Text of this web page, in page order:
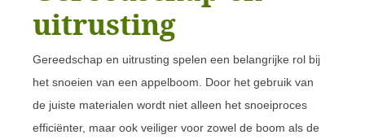
uitrusting
Gereedschap en uitrusting spelen een belangrijke rol bij
het snoeien van een appelboom. Door het gebruik van
de juiste materialen wordt niet alleen het snoeiproces
efficiënter, maar ook veiliger voor zowel de boom als de